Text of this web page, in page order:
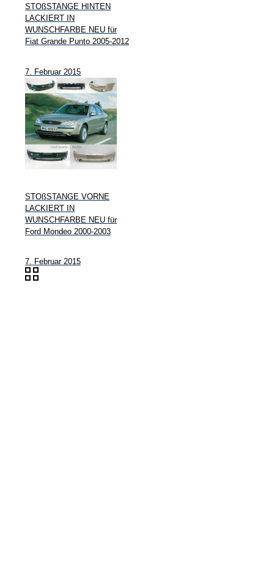
STOßSTANGE HINTEN
LACKIERT IN
WUNSCHFARBE NEU für
Fiat Grande Punto 2005-2012
7. Februar 2015
STOßSTANGE VORNE
LACKIERT IN
WUNSCHFARBE NEU für
Ford Mondeo 2000-2003
7. Februar 2015